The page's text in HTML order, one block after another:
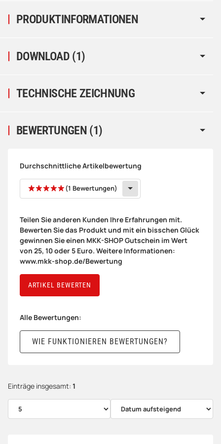
PRODUKTINFORMATIONEN
DOWNLOAD (1)
TECHNISCHE ZEICHNUNG
BEWERTUNGEN (1)
Durchschnittliche Artikelbewertung
(1 Bewertungen)
Teilen Sie anderen Kunden Ihre Erfahrungen mit.
Bewerten Sie das Produkt und mit ein bisschen Glück
gewinnen Sie einen MKK-SHOP Gutschein im Wert
von 25, 10 oder 5 Euro. Weitere Informationen:
www.mkk-shop.de/Bewertung
ARTIKEL BEWERTEN
Alle Bewertungen:
WIE FUNKTIONIEREN BEWERTUNGEN?
Einträge insgesamt: 1